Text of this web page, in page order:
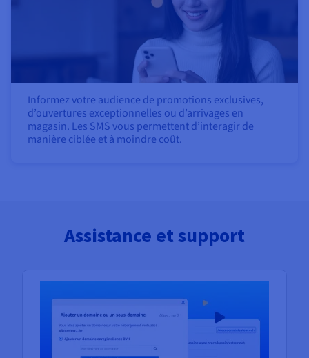
Informez votre audience de promotions exclusives,
d’ouvertures exceptionnelles ou d’arrivages en
magasin. Les SMS vous permettent d’interagir de
manière ciblée et à moindre coût.
Assistance et support